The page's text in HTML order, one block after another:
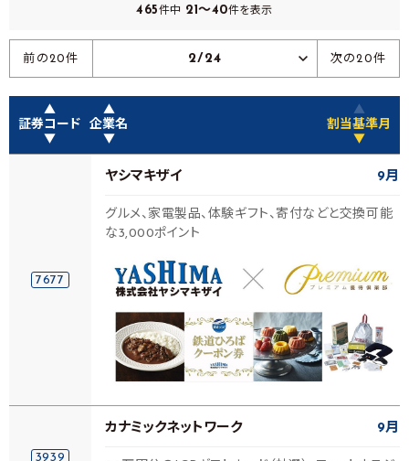
465件中 21～40件を表示
前の20件 2/24 次の20件
▲
証券コード
▼
▲
企業名
▼
▲
割当基準月
▼
7677
ヤシマキザイ 9月
グルメ、家電製品、体験ギフト、寄付などと交換可能
な3,000ポイント
3939
カナミックネットワーク 9月